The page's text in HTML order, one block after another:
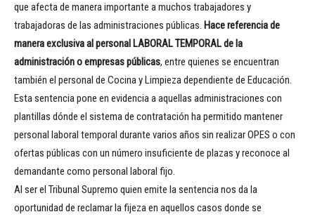
que afecta de manera importante a muchos trabajadores y
trabajadoras de las administraciones públicas. Hace referencia de
manera exclusiva al personal LABORAL TEMPORAL de la
administración o empresas públicas, entre quienes se encuentran
también el personal de Cocina y Limpieza dependiente de Educación.
Esta sentencia pone en evidencia a aquellas administraciones con
plantillas dónde el sistema de contratación ha permitido mantener
personal laboral temporal durante varios años sin realizar OPES o con
ofertas públicas con un número insuficiente de plazas y reconoce al
demandante como personal laboral fijo.
Al ser el Tribunal Supremo quien emite la sentencia nos da la
oportunidad de reclamar la fijeza en aquellos casos donde se